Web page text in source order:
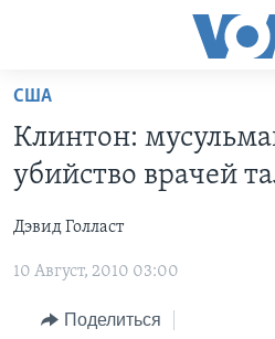
Перейти
основной
контент
Перейти
навигации
Перейти
ПРОГРАММЫ
НОВОСТИ ЗА МИНУТУ
ИТОГИ
ПОЧЕМУ ЭТО ВАЖНО?
УЧИМ АНГЛИЙСКИЙ
НАША АМЕРИКАНСКАЯ
А КАК В АМЕРИКЕ?
ЭКСПЕРТИЗА
ИНТЕРВЬЮ
ФАКТЫ ПРОТИВ ФЕЙКОВ
США
Клинтон:
убийство врачей
Дэвид Голласт
10 Август, 2010 03:00
Поделиться